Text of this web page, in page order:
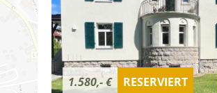
1.580,- € RESERVIERT